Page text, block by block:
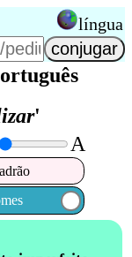
língua
'
A